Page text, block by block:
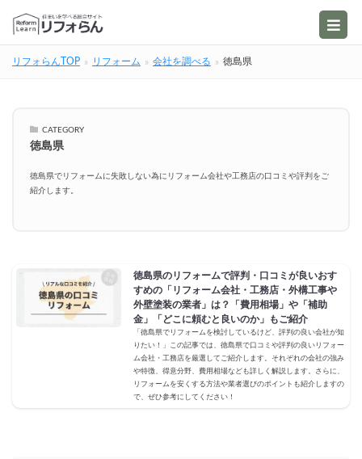
リフォらんTOP リフォーム 会社を調べる 徳島県
CATEGORY
徳島県
徳島県でリフォームに失敗しない為にリフォーム会社や工務店の口コミや評判をご
紹介します。
徳島県のリフォームで評判・口コミが良いおす
すめの「リフォーム会社・工務店・外構工事や
外壁塗装の業者」は？「費用相場」や「補助
金」「どこに頼むと良いのか」もご紹介
「徳島県でリフォームを検討しているけど、評判の良い会社が知
りたい！」この記事では、徳島県で口コミや評判の良いリフォー
ム会社・工務店を厳選してご紹介します。それぞれの会社の強み
や特徴、得意分野、費用相場なども詳しく解説します。さらに、
リフォームを安くする方法や業者選びのポイントも紹介しますの
で、ぜひ参考にしてください！